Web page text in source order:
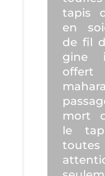
tapis
en
de fil
gine
mort
le